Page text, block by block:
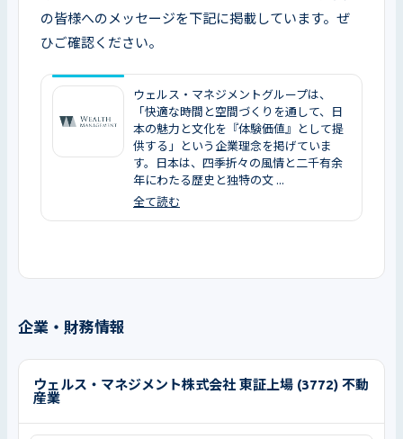
の皆様へのメッセージを下記に掲載しています。ぜ
ひご確認ください。
ウェルス・マネジメントグループは、
「快適な時間と空間づくりを通して、日
本の魅力と文化を『体験価値』として提
供する」という企業理念を掲げていま
す。日本は、四季折々の風情と二千有余
年にわたる歴史と独特の文 ...
全て読む
企業・財務情報
ウェルス・マネジメント株式会社 東証上場 (3772) 不動
産業